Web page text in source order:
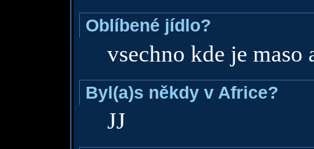
Oblíbené jídlo?
vsechno kde je
Byl(a)s někdy v Africe?
JJ